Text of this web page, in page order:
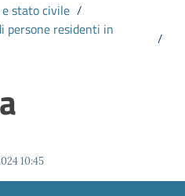
stato civile /
residenti in
/
10:45